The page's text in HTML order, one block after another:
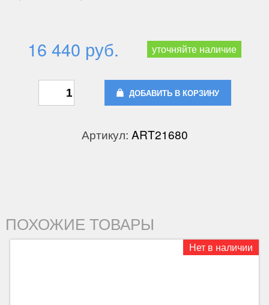
16 440 руб. уточняйте наличие
ДОБАВИТЬ В КОРЗИНУ
Артикул: ART21680
ПОХОЖИЕ ТОВАРЫ
Нет в наличии